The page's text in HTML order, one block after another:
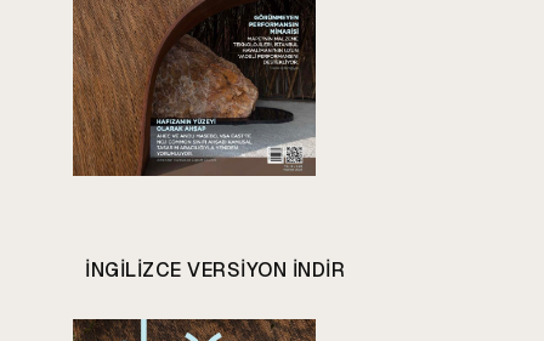
INGILIZCE VERSIYON INDIR